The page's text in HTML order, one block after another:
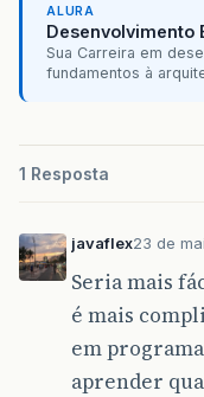
ALURA
Desenvolvimento
Sua Carreira em
fundamentos à
1 Resposta
javaflex23 de
Seria mais
é mais
em
aprender